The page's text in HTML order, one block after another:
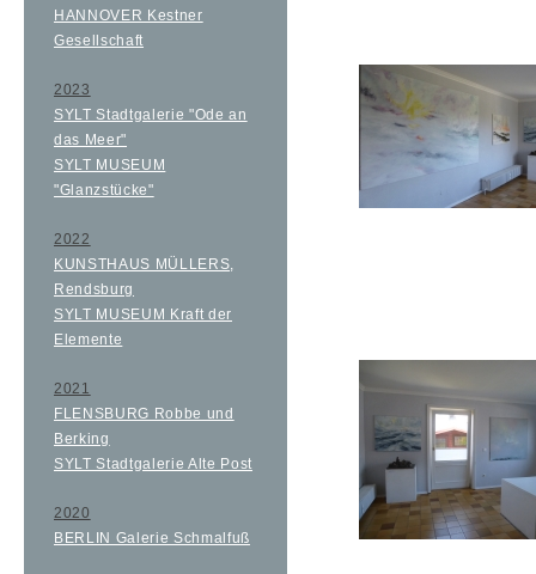
HANNOVER Kestner
Gesellschaft
2023
SYLT Stadtgalerie "Ode an
das Meer"
SYLT MUSEUM
"Glanzstücke"
2022
KUNSTHAUS MÜLLERS,
Rendsburg
SYLT MUSEUM Kraft der
Elemente
2021
FLENSBURG Robbe und
Berking
SYLT Stadtgalerie Alte Post
2020
BERLIN Galerie Schmalfuß